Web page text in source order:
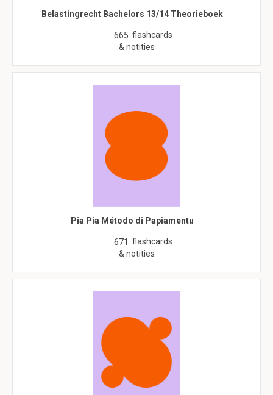
Belastingrecht Bachelors 13/14 Theorieboek
665 flashcards
& notities
Pia Pia Método di Papiamentu
671 flashcards
& notities